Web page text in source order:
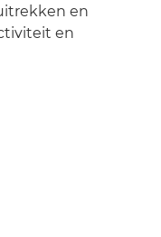
en
en